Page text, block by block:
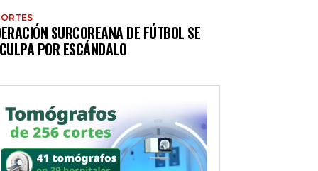
SURCOREANA DE FÚTBOL SE
POR ESCÁNDALO